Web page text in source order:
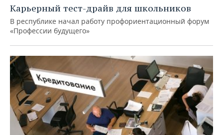
Карьерный тест-драйв для школьников
В республике начал работу профориентационный форум
«Профессии будущего»